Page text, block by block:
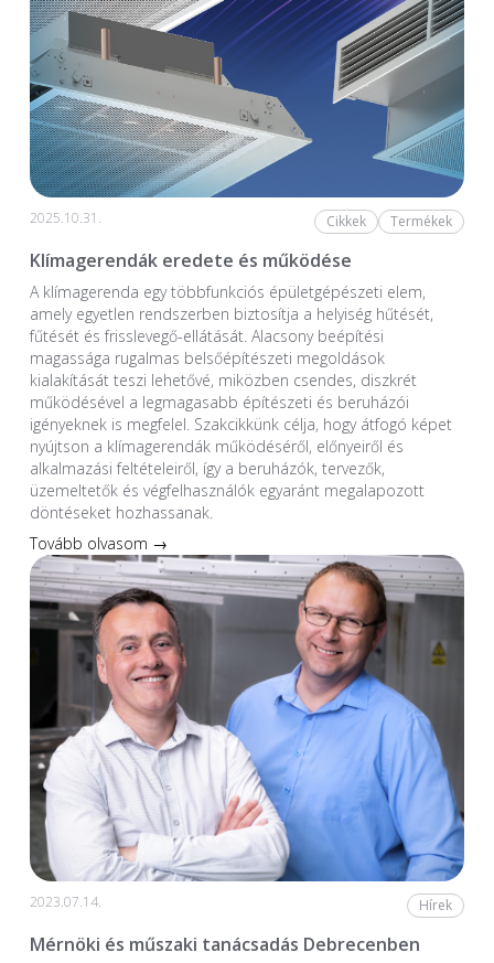
2025.10.31. Cikkek Termékek
Klímagerendák eredete és működése
A klímagerenda egy többfunkciós épületgépészeti elem,
amely egyetlen rendszerben biztosítja a helyiség hűtését,
fűtését és frisslevegő-ellátását. Alacsony beépítési
magassága rugalmas belsőépítészeti megoldások
kialakítását teszi lehetővé, miközben csendes, diszkrét
működésével a legmagasabb építészeti és beruházói
igényeknek is megfelel. Szakcikkünk célja, hogy átfogó képet
nyújtson a klímagerendák működéséről, előnyeiről és
alkalmazási feltételeiről, így a beruházók, tervezők,
üzemeltetők és végfelhasználók egyaránt megalapozott
döntéseket hozhassanak.
Tovább olvasom →
2023.07.14. Hírek
Mérnöki és műszaki tanácsadás Debrecenben